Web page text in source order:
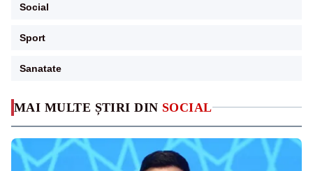
MAI MULTE ȘTIRI DIN SOCIAL
Social
Sport
Sanatate